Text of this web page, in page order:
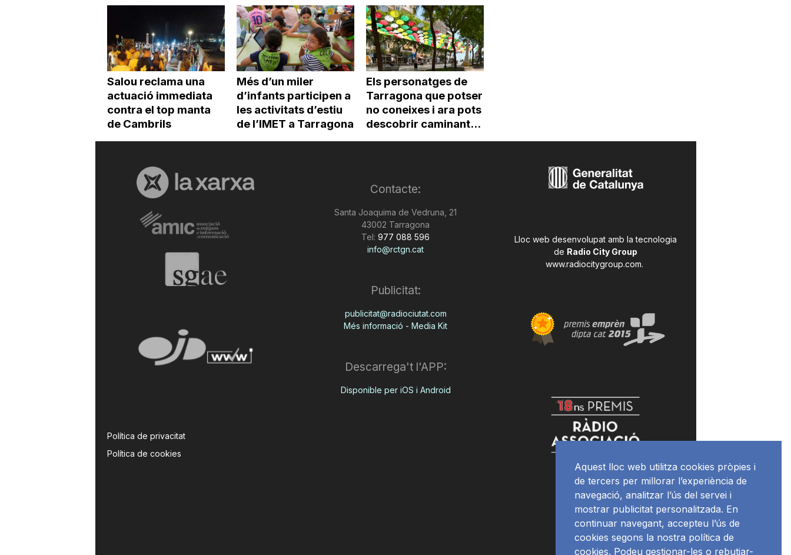
Salou reclama una
actuació immediata
contra el top manta
de Cambrils
Més d’un miler
d’infants participen a
les activitats d’estiu
de l’IMET a Tarragona
Els personatges de
Tarragona que potser
no coneixes i ara pots
descobrir caminant...
Política de privacitat
Política de cookies
Contacte:
Santa Joaquima de Vedruna, 21
43002 Tarragona
Tel: 977 088 596
info@rctgn.cat
Publicitat:
publicitat@radiociutat.com
Més informació - Media Kit
Descarrega't l'APP:
Disponible per iOS i Android
Lloc web desenvolupat amb la tecnologia
de Radio City Group
www.radiocitygroup.com.
Aquest lloc web utilitza cookies pròpies i
de tercers per millorar l’experiència de
navegació, analitzar l’ús del servei i
mostrar publicitat personalitzada. En
continuar navegant, accepteu l’ús de
cookies segons la nostra política de
cookies. Podeu gestionar-les o rebutjar-